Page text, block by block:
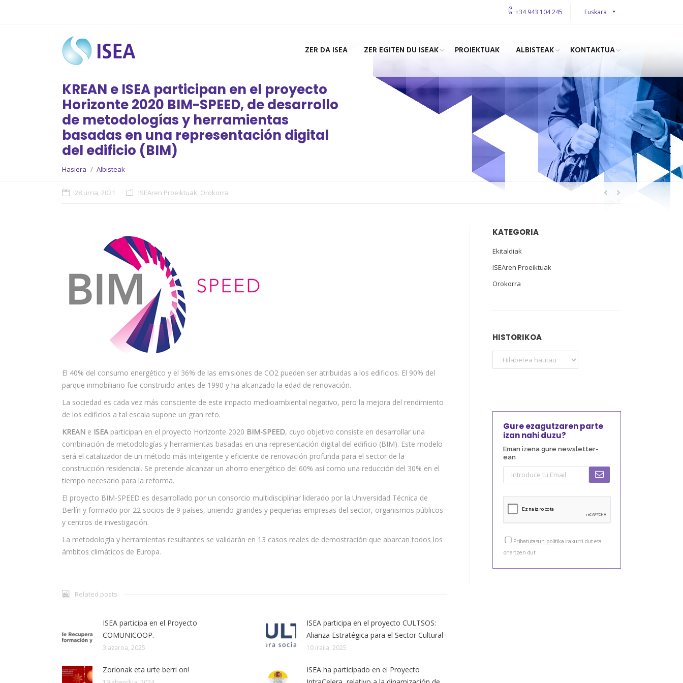
Euskara
+34 943 104 245
ZER DA ISEA ZER EGITEN DU ISEAK PROIEKTUAK ALBISTEAK KONTAKTUA
KREAN e ISEA participan en el proyecto
Horizonte 2020 BIM-SPEED, de desarrollo
de metodologías y herramientas
basadas en una representación digital
del edificio (BIM)
You are here:
Hasiera Albisteak
28 urria, 2021 ISEAren Proeiktuak, Orokorra
El 40% del consumo energético y el 36% de las emisiones de CO2 pueden ser atribuidas a los edificios. El 90% del
parque inmobiliario fue construido antes de 1990 y ha alcanzado la edad de renovación.
La sociedad es cada vez más consciente de este impacto medioambiental negativo, pero la mejora del rendimiento
de los edificios a tal escala supone un gran reto.
KREAN e ISEAparticipan en el proyecto Horizonte 2020 BIM-SPEED, cuyo objetivo consiste en desarrollar una
combinación de metodologías y herramientas basadas en una representación digital del edificio (BIM). Este modelo
será el catalizador de un método más inteligente y eficiente de renovación profunda para el sector de la
construcción residencial. Se pretende alcanzar un ahorro energético del 60% así como una reducción del 30% en el
tiempo necesario para la reforma.
El proyecto BIM-SPEED es desarrollado por un consorcio multidisciplinar liderado por la Universidad Técnica de
Berlín y formado por 22 socios de 9 países, uniendo grandes y pequeñas empresas del sector, organismos públicos
y centros de investigación.
La metodología y herramientas resultantes se validarán en 13 casos reales de demostración que abarcan todos los
ámbitos climáticos de Europa.
Related posts
ISEA participa en el Proyecto
COMUNICOOP.
3 azaroa, 2025
ISEA participa en el proyecto CULTSOS:
Alianza Estratégica para el Sector Cultural
10 iraila, 2025
Zorionak eta urte berri on!
ISEA ha participado en el Proyecto
KATEGORIA
Ekitaldiak
ISEAren Proeiktuak
Orokorra
HISTORIKOA
Gure ezagutzaren parte
izan nahi duzu?
Eman izena gure newsletter-
ean
Pribatutasun-politika irakurri dut eta
onartzen dut